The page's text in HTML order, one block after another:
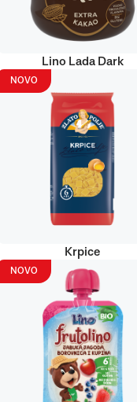
Lino Lada Dark
NOVO
Krpice
NOVO